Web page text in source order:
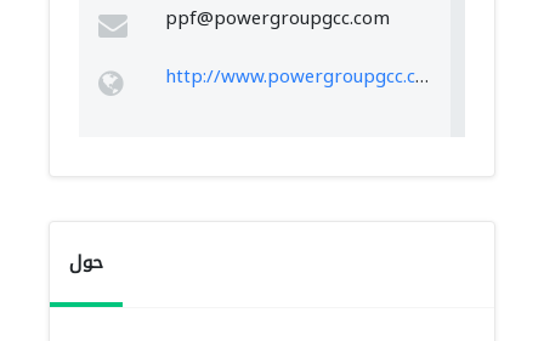
ppf@powergroupgcc.com
http://www.powergroupgcc.com/
حول